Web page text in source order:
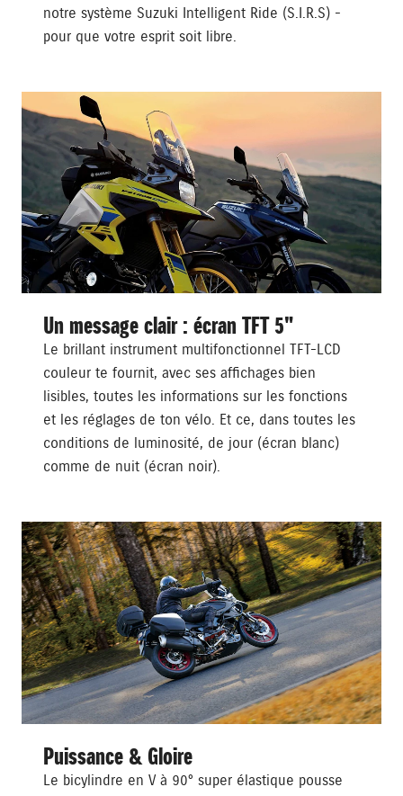
notre système Suzuki Intelligent Ride (S.I.R.S) -
pour que votre esprit soit libre.
Un message clair : écran TFT 5"
Le brillant instrument multifonctionnel TFT-LCD
couleur te fournit, avec ses affichages bien
lisibles, toutes les informations sur les fonctions
et les réglages de ton vélo. Et ce, dans toutes les
conditions de luminosité, de jour (écran blanc)
comme de nuit (écran noir).
Puissance & Gloire
Le bicylindre en V à 90° super élastique pousse